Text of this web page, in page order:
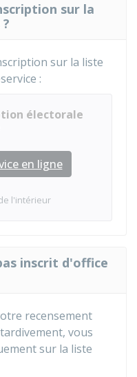
sur la
sur la liste
:
électorale
en ligne
l'intérieur
inscrit d'office
recensement
vous
sur la liste